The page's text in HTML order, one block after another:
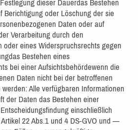
dieser Dauerdas Bestehen
Berichtigung oder Löschung der sie
Daten oder auf
Verarbeitung durch den
oder eines Widerspruchsrechts gegen
Bestehen eines
bei einer Aufsichtsbehördewenn die
Daten nicht bei der betroffenen
Alle verfügbaren Informationen
der Daten das Bestehen einer
einschließlich
22 Abs.1 und 4 DS-GVO und —